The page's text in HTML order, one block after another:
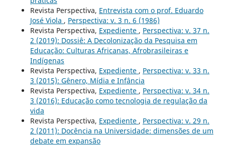
Revista Perspectiva, Entrevista com o prof. Eduardo
José Viola , Perspectiva: v. 3 n. 6 (1986)
Revista Perspectiva, Expediente , Perspectiva: v. 37 n.
2 (2019): Dossiê: A Decolonização da Pesquisa em
Educação: Culturas Africanas, Afrobrasileiras e
Indígenas
Revista Perspectiva, Expediente , Perspectiva: v. 33 n.
3 (2015): Gênero, Mídia e Infância
Revista Perspectiva, Expediente , Perspectiva: v. 34 n.
3 (2016): Educação como tecnologia de regulação da
vida
Revista Perspectiva, Expediente , Perspectiva: v. 29 n.
2 (2011): Docência na Universidade: dimensões de um
debate em expansão